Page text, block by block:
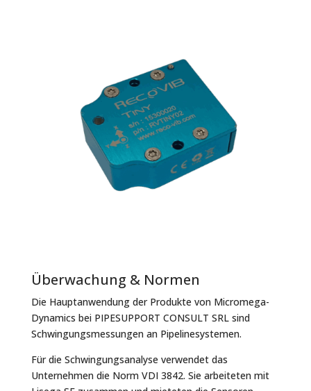
Überwachung & Normen
Die Hauptanwendung der Produkte von Micromega-
Dynamics bei PIPESUPPORT CONSULT SRL sind
Schwingungsmessungen an Pipelinesystemen.
Für die Schwingungsanalyse verwendet das
Unternehmen die Norm VDI 3842. Sie arbeiteten mit